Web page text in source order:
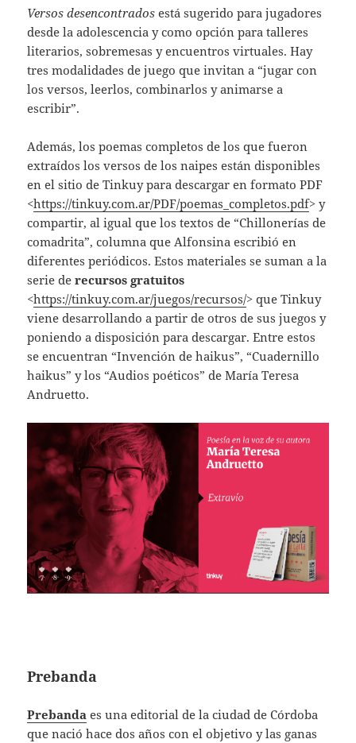
Versos desencontrados está sugerido para jugadores
desde la adolescencia y como opción para talleres
literarios, sobremesas y encuentros virtuales. Hay
tres modalidades de juego que invitan a “jugar con
los versos, leerlos, combinarlos y animarse a
escribir”.
Además, los poemas completos de los que fueron
extraídos los versos de los naipes están disponibles
en el sitio de Tinkuy para descargar en formato PDF
<https://tinkuy.com.ar/PDF/poemas_completos.pdf> y
compartir, al igual que los textos de “Chillonerías de
comadrita”, columna que Alfonsina escribió en
diferentes periódicos. Estos materiales se suman a la
serie derecursos gratuitos
<https://tinkuy.com.ar/juegos/recursos/> que Tinkuy
viene desarrollando a partir de otros de sus juegos y
poniendo a disposición para descargar. Entre estos
se encuentran “Invención de haikus”, “Cuadernillo
haikus” y los “Audios poéticos” de María Teresa
Andruetto.
Prebanda
Prebanda es una editorial de la ciudad de Córdoba
que nació hace dos años con el objetivo y las ganas